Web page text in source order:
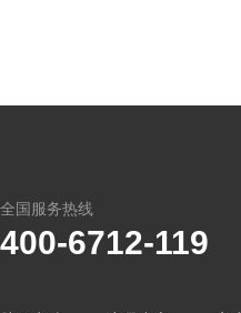
全国服务热线
400-6712-119